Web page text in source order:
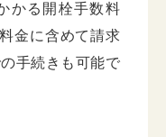
かる開栓手数料
金に含めて請求
手続きも可能で